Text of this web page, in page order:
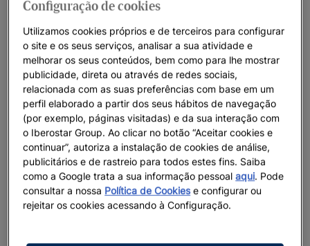
DE QUAL TIPO DE ESPAÇO OU SERVIÇOS O EVENTO
PRECISA?
PAÍS DE ORIGEM
COMO VOCÊ SOUBE DE NÓS?
Configuração de cookies
Utilizamos cookies próprios e de terceiros para configurar
o site e os seus serviços, analisar a sua atividade e
melhorar os seus conteúdos, bem como para lhe mostrar
publicidade, direta ou através de redes sociais,
relacionada com as suas preferências com base em um
perfil elaborado a partir dos seus hábitos de navegação
(por exemplo, páginas visitadas) e da sua interação com
o Iberostar Group. Ao clicar no botão “Aceitar cookies e
continuar”, autoriza a instalação de cookies de análise,
publicitários e de rastreio para todos estes fins. Saiba
como a Google trata a sua informação pessoalaqui. Pode
consultar a nossa Política de Cookiese configurar ou
rejeitar os cookies acessando à Configuração.